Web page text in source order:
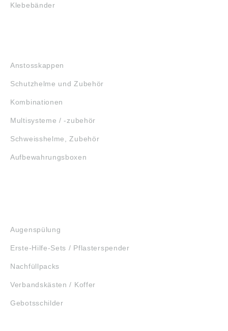
Klebebänder
Anstosskappen
Schutzhelme und Zubehör
Kombinationen
Multisysteme / -zubehör
Schweisshelme, Zubehör
Aufbewahrungsboxen
Augenspülung
Erste-Hilfe-Sets / Pflasterspender
Nachfüllpacks
Verbandskästen / Koffer
Gebotsschilder